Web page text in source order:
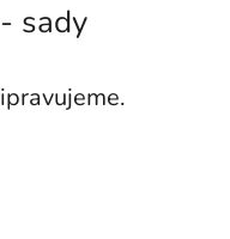
sady